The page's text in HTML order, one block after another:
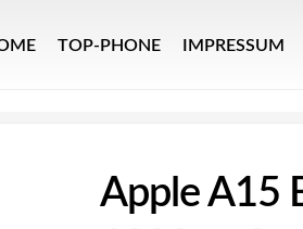
TOP-PHONE IMPRESSUM
Apple A15